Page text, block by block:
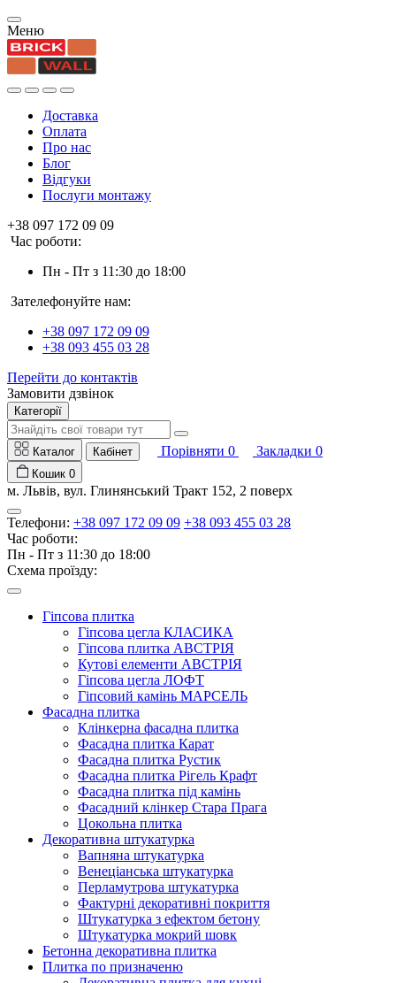
Меню
Доставка
Оплата
Про нас
Блог
Відгуки
Послуги монтажу
+38 097 172 09 09
Час роботи:
Пн - Пт з 11:30 до 18:00
Зателефонуйте нам:
+38 097 172 09 09
+38 093 455 03 28
Перейти до контактів
Замовити дзвінок
Категорії
Каталог Кабінет Порівняти 0 Закладки 0
Кошик 0
м. Львів, вул. Глинянський Тракт 152, 2 поверх
Телефони: +38 097 172 09 09 +38 093 455 03 28
Час роботи:
Пн - Пт з 11:30 до 18:00
Схема проїзду:
Гіпсова плитка
Гіпсова цегла КЛАСИКА
Гіпсова плитка АВСТРІЯ
Кутові елементи АВСТРІЯ
Гіпсова цегла ЛОФТ
Гіпсовий камінь МАРСЕЛЬ
Фасадна плитка
Клінкерна фасадна плитка
Фасадна плитка Карат
Фасадна плитка Рустик
Фасадна плитка Рігель Крафт
Фасадна плитка під камінь
Фасадний клінкер Стара Прага
Цокольна плитка
Декоративна штукатурка
Вапняна штукатурка
Венеціанська штукатурка
Перламутрова штукатурка
Фактурні декоративні покриття
Штукатурка з ефектом бетону
Штукатурка мокрий шовк
Бетонна декоративна плитка
Плитка по призначеню